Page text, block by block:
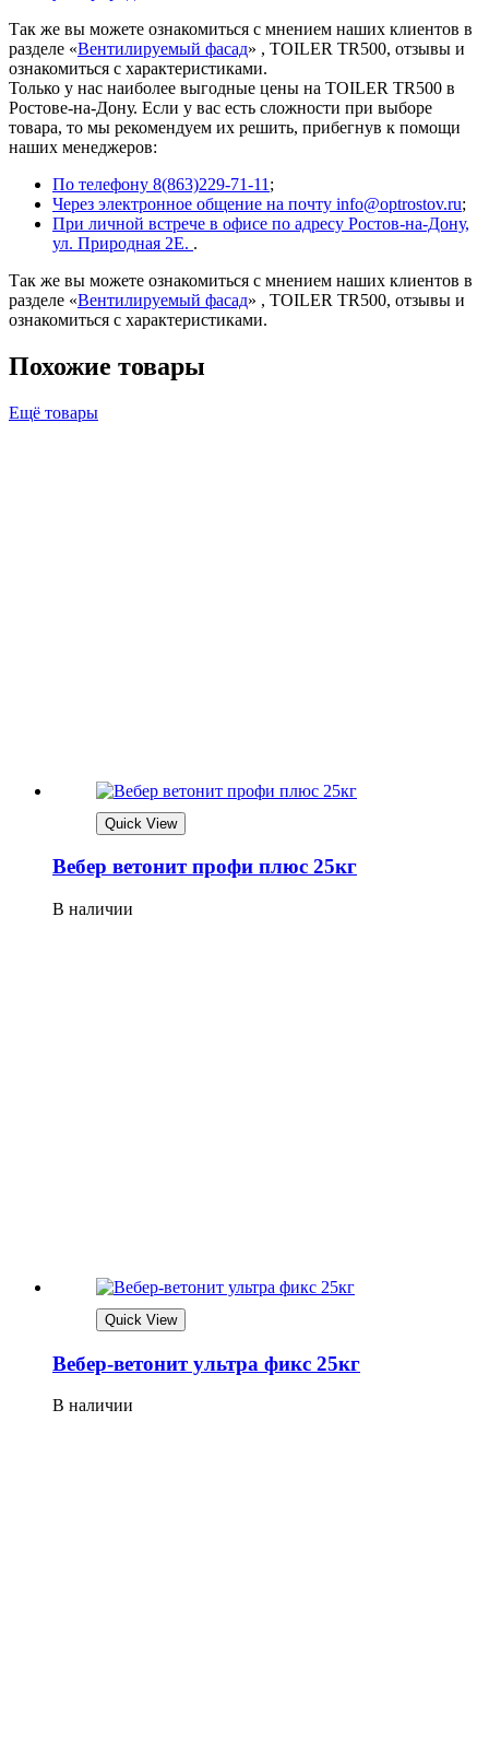
Так же вы можете ознакомиться с мнением наших клиентов в
разделе «Вентилируемый фасад» , TOILER TR500, отзывы и
ознакомиться с характеристиками.
Только у нас наиболее выгодные цены на TOILER TR500 в
Ростове-на-Дону. Если у вас есть сложности при выборе
товара, то мы рекомендуем их решить, прибегнув к помощи
наших менеджеров:
По телефону 8(863)229-71-11 ;
Через электронное общение на почту info@optrostov.ru;
При личной встрече в офисе по адресу Ростов-на-Дону,
ул. Природная 2Е. .
Так же вы можете ознакомиться с мнением наших клиентов в
разделе «Вентилируемый фасад» , TOILER TR500, отзывы и
ознакомиться с характеристиками.
Похожие товары
Ещё товары
Quick View
Вебер ветонит профи плюс 25кг
В наличии
Quick View
Вебер-ветонит ультра фикс 25кг
В наличии